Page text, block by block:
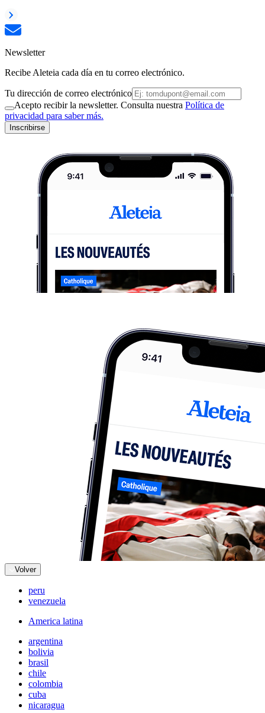
Newsletter
Recibe Aleteia cada día en tu correo electrónico.
Tu dirección de correo electrónico
Acepto recibir la newsletter. Consulta nuestra Política de
privacidad para saber más.
Inscribirse
Volver
peru
venezuela
America latina
argentina
bolivia
brasil
chile
colombia
cuba
nicaragua